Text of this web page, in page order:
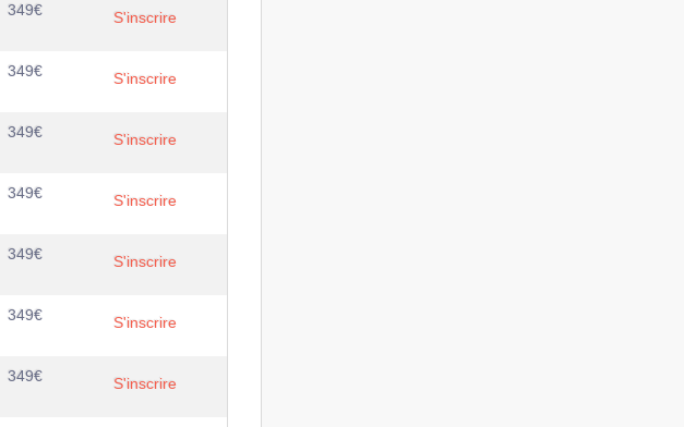
349€ S'inscrire
349€ S'inscrire
349€ S'inscrire
349€ S'inscrire
349€ S'inscrire
349€ S'inscrire
349€ S'inscrire